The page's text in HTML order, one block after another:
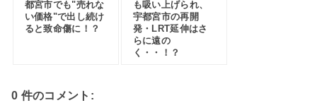
都宮市でも"売れな
い価格"で出し続け
ると致命傷に！？
も吸い上げられ、
宇都宮市の再開
発・LRT延伸はさ
らに遠の
く・・！？
0 件のコメント: